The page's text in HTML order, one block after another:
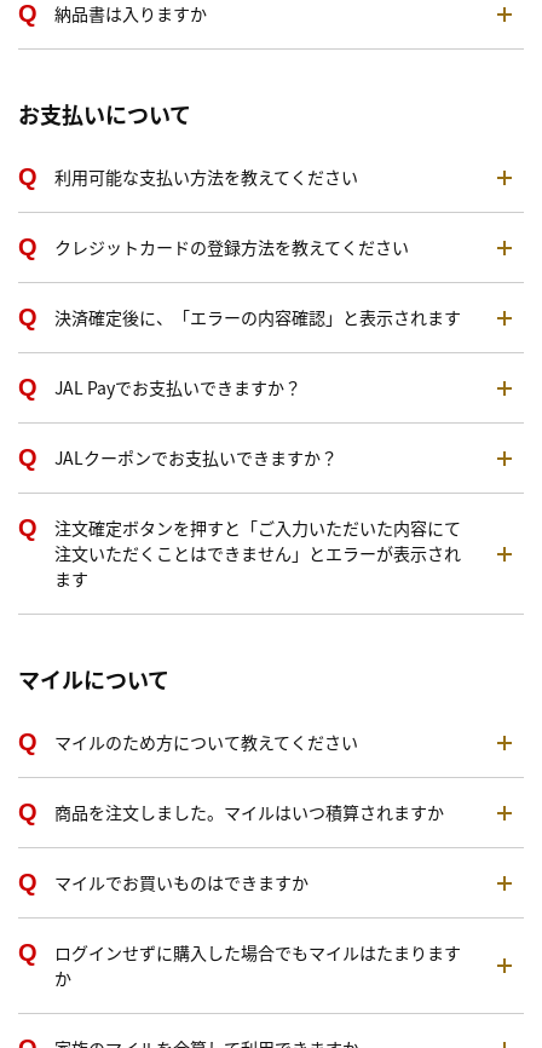
納品書は入りますか
お支払いについて
利用可能な支払い方法を教えてください
クレジットカードの登録方法を教えてください
決済確定後に、「エラーの内容確認」と表示されます
JAL Payでお支払いできますか？
JALクーポンでお支払いできますか？
注文確定ボタンを押すと「ご入力いただいた内容にて
注文いただくことはできません」とエラーが表示され
ます
マイルについて
マイルのため方について教えてください
商品を注文しました。マイルはいつ積算されますか
マイルでお買いものはできますか
ログインせずに購入した場合でもマイルはたまります
か